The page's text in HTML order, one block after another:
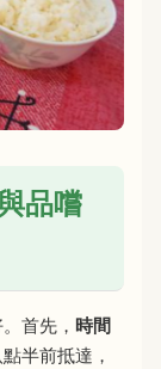
品嚐
首先， 時間
半前抵達，